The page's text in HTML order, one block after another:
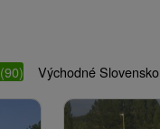
(90) Východné Slovensko